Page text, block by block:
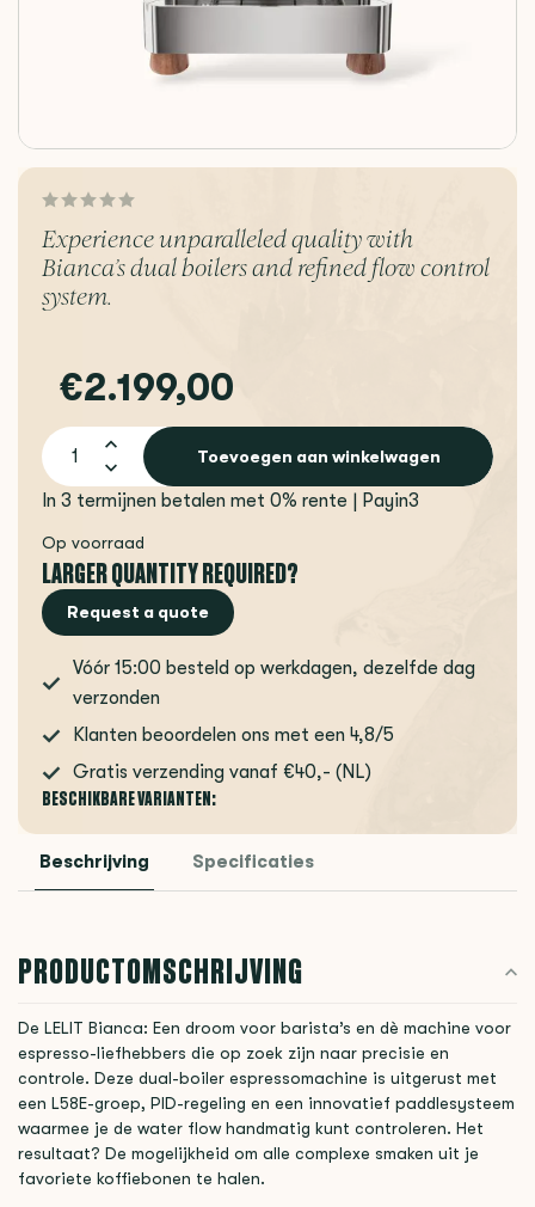
Experience unparalleled quality with
Bianca’s dual boilers and refined flow control
system.
€2.199,00
Toevoegen aan winkelwagen
In 3 termijnen betalen met 0% rente | Payin3
Op voorraad
LARGER QUANTITY REQUIRED?
Request a quote
Vóór 15:00 besteld op werkdagen, dezelfde dag
verzonden
Klanten beoordelen ons met een 4,8/5
Gratis verzending vanaf €40,- (NL)
BESCHIKBARE VARIANTEN:
Beschrijving Specificaties
PRODUCTOMSCHRIJVING
De LELIT Bianca: Een droom voor barista’s en dè machine voor
espresso-liefhebbers die op zoek zijn naar precisie en
controle. Deze dual-boiler espressomachine is uitgerust met
een L58E-groep, PID-regeling en een innovatief paddlesysteem
waarmee je de water flow handmatig kunt controleren. Het
resultaat? De mogelijkheid om alle complexe smaken uit je
favoriete koffiebonen te halen.